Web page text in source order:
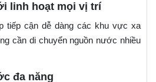
linh hoạt mọi vị trí
tiếp cận dễ dàng các khu vực xa
cần di chuyển nguồn nước nhiều
đa năng